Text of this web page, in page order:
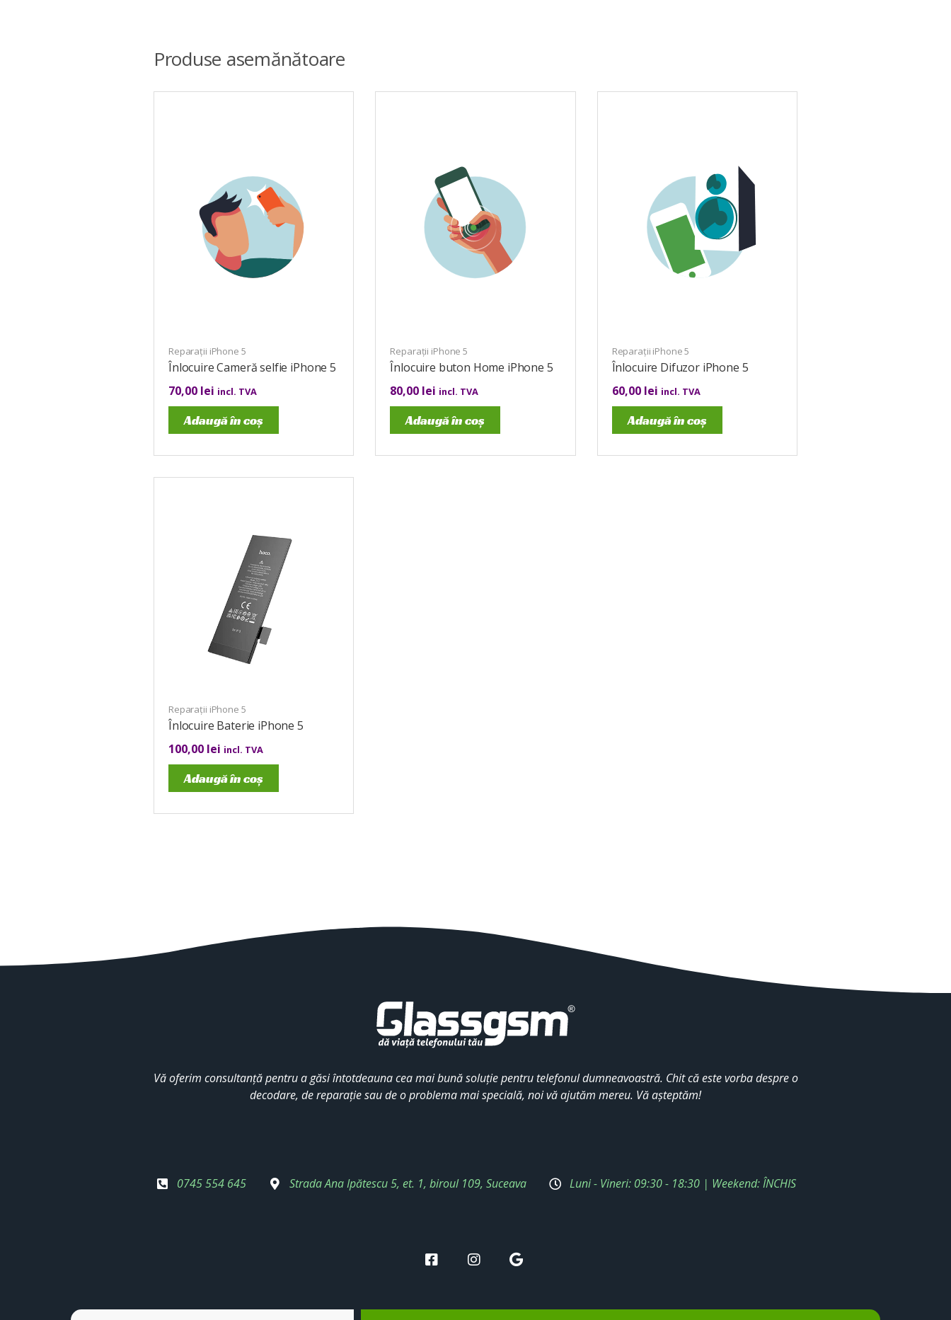
Produse asemănătoare
Reparații iPhone 5
Înlocuire Cameră selfie iPhone 5
70,00 lei incl. TVA
Adaugă în coș
Reparații iPhone 5
Înlocuire buton Home iPhone 5
80,00 lei incl. TVA
Adaugă în coș
Reparații iPhone 5
Înlocuire Difuzor iPhone 5
60,00 lei incl. TVA
Adaugă în coș
Reparații iPhone 5
Înlocuire Baterie iPhone 5
100,00 lei incl. TVA
Adaugă în coș
Vă oferim consultanță pentru a găsi întotdeauna cea mai bună soluție pentru telefonul dumneavoastră. Chit că este vorba despre o
decodare, de reparație sau de o problema mai specială, noi vă ajutăm mereu. Vă așteptăm!
0745 554 645 Strada Ana Ipătescu 5, et. 1, biroul 109, Suceava Luni - Vineri: 09:30 - 18:30 | Weekend: ÎNCHIS